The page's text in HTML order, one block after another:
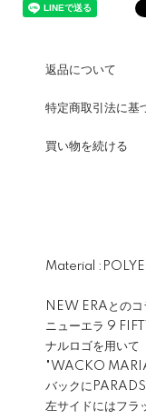
返品について
特定商取引法に基
買い物を続ける
Material
NEW ERAとのコ
ニューエラ 9
ナルロゴを用いて
"WACKO
バックに
左サイドにはフラ